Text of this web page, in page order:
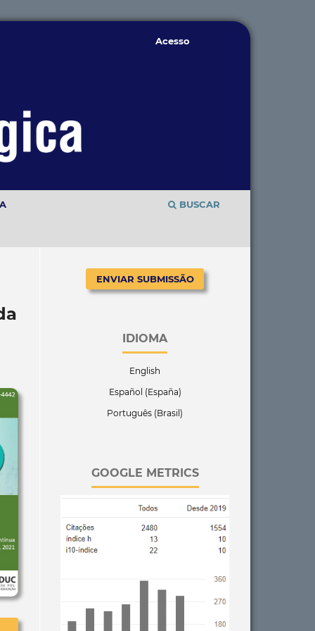
BUSCAR
Acesso
ENVIAR SUBMISSÃO
IDIOMA
English
Español (España)
Português (Brasil)
GOOGLE METRICS